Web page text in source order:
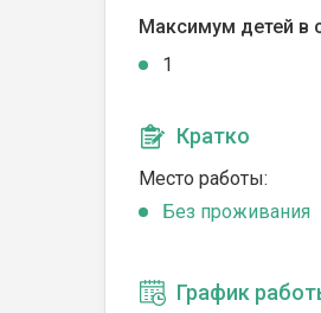
Максимум детей в
1
Кратко
Место работы:
Без проживания
График